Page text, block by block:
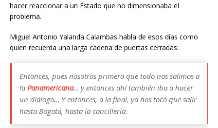
hacer reaccionar a un Estado que no dimensionaba el
problema.
Miguel Antonio Yalanda Calambas habla de esos días como
quien recuerda una larga cadena de puertas cerradas:
Entonces, pues nosotros primero que todo nos salimos a
la Panamericana… y entonces ahí también iba a hacer
un diálogo… Y entonces, a la final, ya nos tocó que salir
hasta Bogotá, hasta la cancillería.